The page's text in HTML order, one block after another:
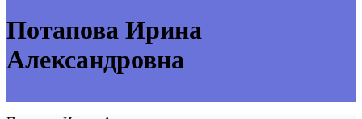
Потапова Ирина
Александровна